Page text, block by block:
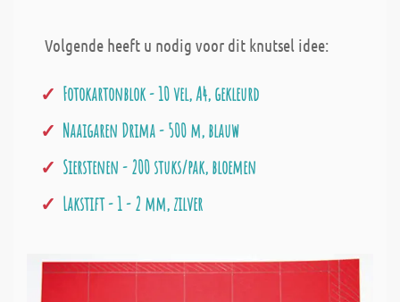
Volgende heeft u nodig voor dit knutsel idee:
Fotokartonblok - 10 vel, A4, gekleurd
Naaigaren Drima - 500 m, blauw
Sierstenen - 200 stuks/pak, bloemen
Lakstift - 1 - 2 mm, zilver